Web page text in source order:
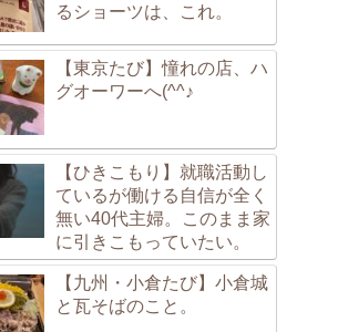
るショーツは、これ。
【東京たび】憧れの店、ハ
グオーワーへ(^^♪
【ひきこもり】就職活動し
ているが働ける自信が全く
無い40代主婦。このまま家
に引きこもっていたい。
【九州・小倉たび】小倉城
と瓦そばのこと。